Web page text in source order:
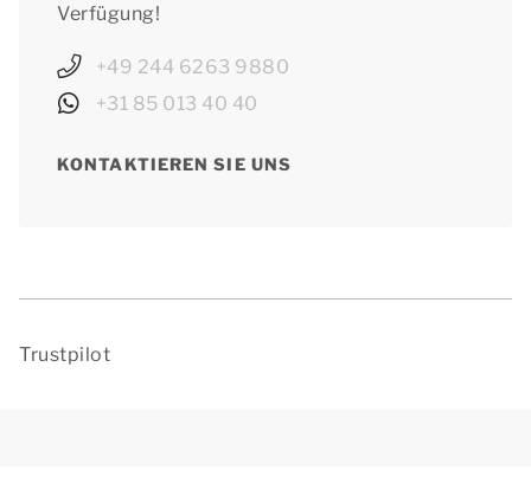
Verfügung!
+49 244 6263 9880
+31 85 013 40 40
KONTAKTIEREN SIE UNS
Trustpilot